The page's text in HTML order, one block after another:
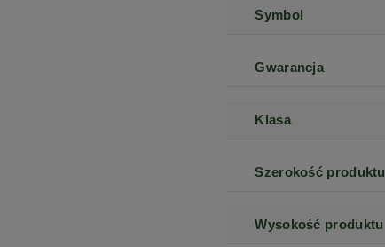
Symbol
Gwarancja
Klasa
Szerokość produktu
Wysokość produktu